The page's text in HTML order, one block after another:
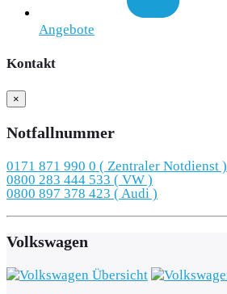
Angebote
Kontakt
×
Notfallnummer
0171 871 990 0 ( Zentraler Notdienst )
0800 283 444 533 ( VW )
0800 897 378 423 ( Audi )
Volkswagen